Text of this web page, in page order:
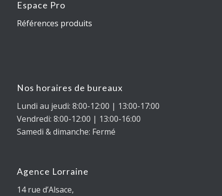
Espace Pro
Références produits
Nos horaires de bureaux
Lundi au jeudi: 8:00-12:00 | 13:00-17:00
Vendredi: 8:00-12:00 | 13:00-16:00
Samedi & dimanche: Fermé
Agence Lorraine
14 rue d’Alsace,